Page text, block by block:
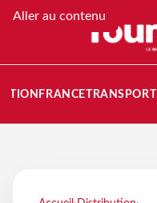
Aller au contenu
FRANCETRANSPORT